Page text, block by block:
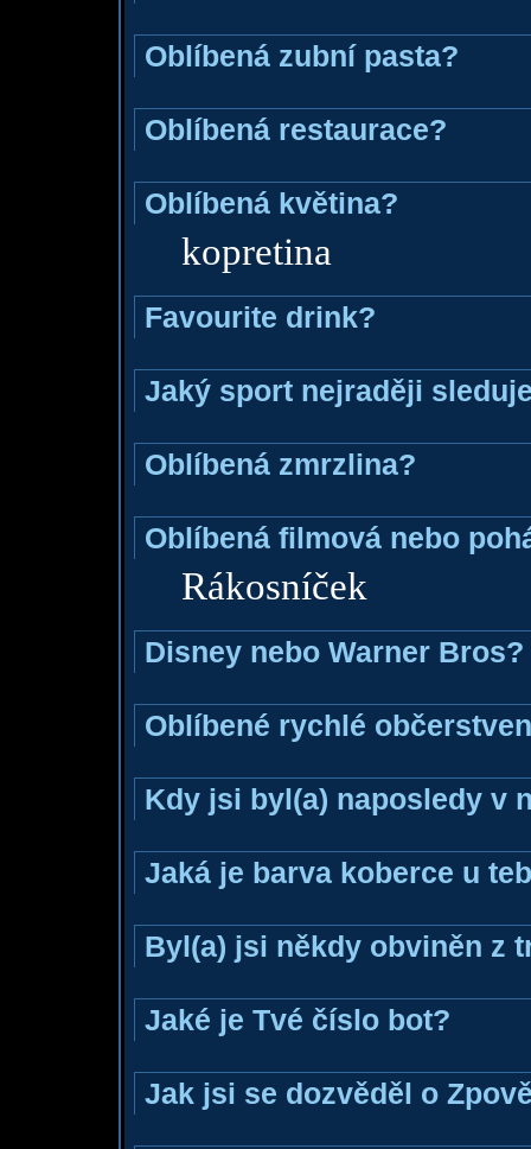
Oblíbená zubní pasta?
Oblíbená restaurace?
Oblíbená květina?
kopretina
Favourite drink?
Jaký sport nejraději
Oblíbená zmrzlina?
Oblíbená filmová nebo
Rákosníček
Disney nebo Warner Bros?
Oblíbené rychlé
Kdy jsi byl(a) naposledy v
Jaká je barva koberce u
Byl(a) jsi někdy obviněn z
Jaké je Tvé číslo bot?
Jak jsi se dozvěděl o